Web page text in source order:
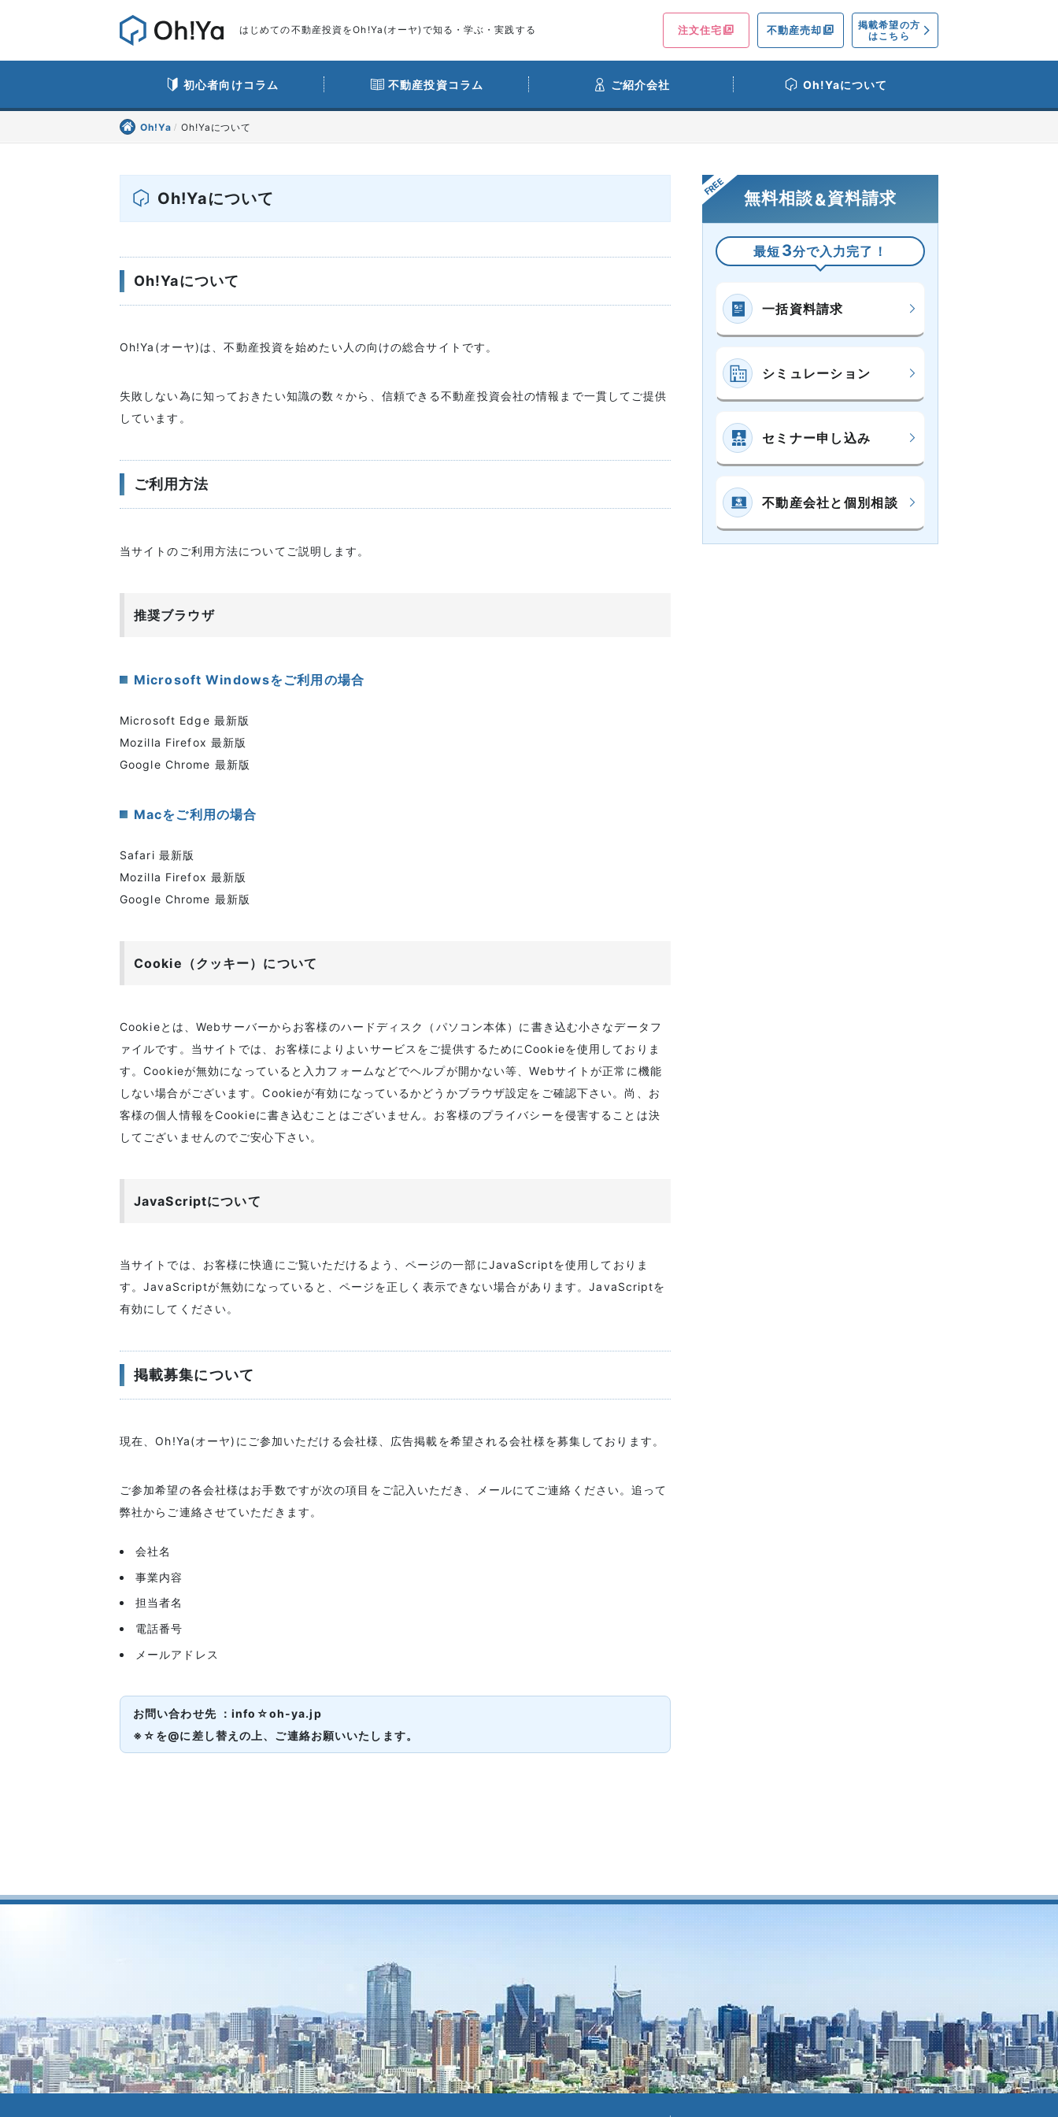
はじめての不動産投資をOh!Ya(オーヤ)で知る・学ぶ・実践する 注文住宅 不動産売却
掲載希望の方
はこちら
初心者向けコラム 不動産投資コラム ご紹介会社 Oh!Yaについて
Oh!Ya Oh!Yaについて
Oh!Yaについて
Oh!Yaについて
Oh!Ya(オーヤ)は、不動産投資を始めたい人の向けの総合サイトです。
失敗しない為に知っておきたい知識の数々から、信頼できる不動産投資会社の情報まで一貫してご提供
しています。
ご利用方法
当サイトのご利用方法についてご説明します。
推奨ブラウザ
Microsoft Windowsをご利用の場合
Microsoft Edge 最新版
Mozilla Firefox 最新版
Google Chrome 最新版
Macをご利用の場合
Safari 最新版
Mozilla Firefox 最新版
Google Chrome 最新版
Cookie（クッキー）について
Cookieとは、Webサーバーからお客様のハードディスク（パソコン本体）に書き込む小さなデータフ
ァイルです。当サイトでは、お客様によりよいサービスをご提供するためにCookieを使用しておりま
す。Cookieが無効になっていると入力フォームなどでヘルプが開かない等、Webサイトが正常に機能
しない場合がございます。Cookieが有効になっているかどうかブラウザ設定をご確認下さい。尚、お
客様の個人情報をCookieに書き込むことはございません。お客様のプライバシーを侵害することは決
してございませんのでご安心下さい。
JavaScriptについて
当サイトでは、お客様に快適にご覧いただけるよう、ページの一部にJavaScriptを使用しておりま
す。JavaScriptが無効になっていると、ページを正しく表示できない場合があります。JavaScriptを
有効にしてください。
掲載募集について
現在、Oh!Ya(オーヤ)にご参加いただける会社様、広告掲載を希望される会社様を募集しております。
ご参加希望の各会社様はお手数ですが次の項目をご記入いただき、メールにてご連絡ください。追って
弊社からご連絡させていただきます。
会社名
事業内容
担当者名
電話番号
メールアドレス
お問い合わせ先 ：info☆oh-ya.jp
※☆を@に差し替えの上、ご連絡お願いいたします。
無料相談&資料請求
最短3分で入力完了！
一括資料請求
シミュレーション
セミナー申し込み
不動産会社と個別相談